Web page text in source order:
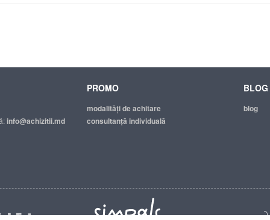
info@achizitii.md
PROMO
modalităţi de achitare
consultanță individuală
BLOG
blog